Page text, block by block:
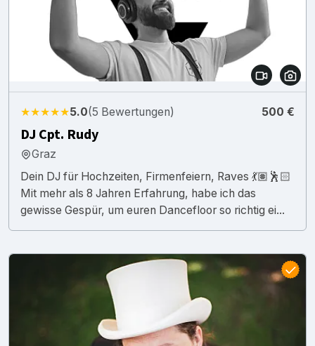
★★★★★5.0(5 Bewertungen) 500 €
DJ Cpt. Rudy
Graz
Dein DJ für Hochzeiten, Firmenfeiern, Raves 💃🏽🕺🏻
Mit mehr als 8 Jahren Erfahrung, habe ich das
gewisse Gespür, um euren Dancefloor so richtig ei...